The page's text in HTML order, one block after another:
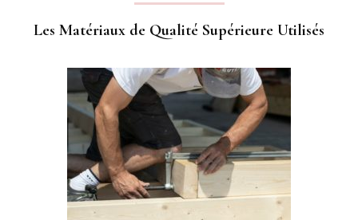
Les Matériaux de Qualité Supérieure Utilisés